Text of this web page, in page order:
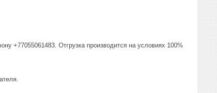
+77055061483. Отгрузка производится на условиях 100%